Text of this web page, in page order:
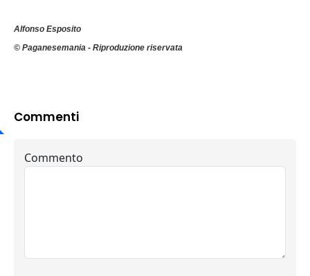
Alfonso Esposito
© Paganesemania - Riproduzione riservata
Commenti